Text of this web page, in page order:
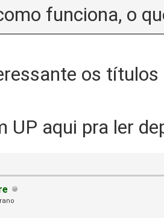
funciona, o
os
UP aqui pra ler